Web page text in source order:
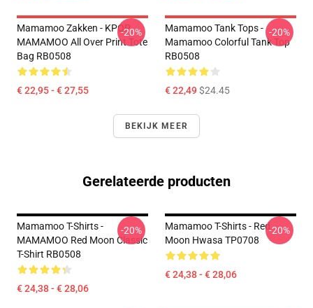
Mamamoo Zakken - KPOP
MAMAMOO All Over Print Tote
Bag RB0508
€ 22,95 - € 27,55
-20%
Mamamoo Tank Tops -
Mamamoo Colorful Tank Top
RB0508
€ 22,49$24.45
-20%
BEKIJK MEER
Gerelateerde producten
Mamamoo T-Shirts -
MAMAMOO Red Moon Classic
T-Shirt RB0508
€ 24,38 - € 28,06
-20%
Mamamoo T-Shirts - Red
Moon Hwasa TP0708
€ 24,38 - € 28,06
-20%